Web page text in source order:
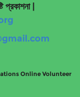
প্রকাশনা
Online Volunteer